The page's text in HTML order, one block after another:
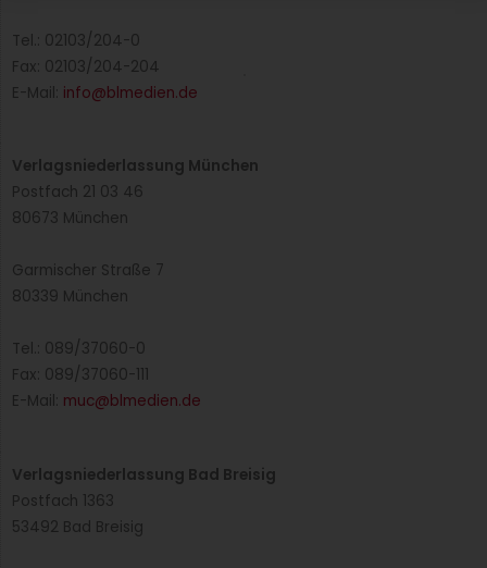
Tel.: 02103/204-0
Fax: 02103/204-204
E-Mail: info@blmedien.de
Verlagsniederlassung München
Postfach 21 03 46
80673 München
Garmischer Straße 7
80339 München
Tel.: 089/37060-0
Fax: 089/37060-111
E-Mail: muc@blmedien.de
Verlagsniederlassung Bad Breisig
Postfach 1363
53492 Bad Breisig